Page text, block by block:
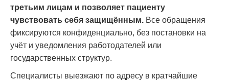
третьим лицам и позволяет пациенту
чувствовать себя защищённым. Все обращения
фиксируются конфиденциально, без постановки на
учёт и уведомления работодателей или
государственных структур.
Специалисты выезжают по адресу в кратчайшие